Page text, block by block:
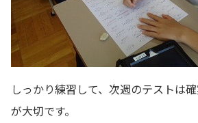
しっかり練習して、次週のテストは
が大切です。